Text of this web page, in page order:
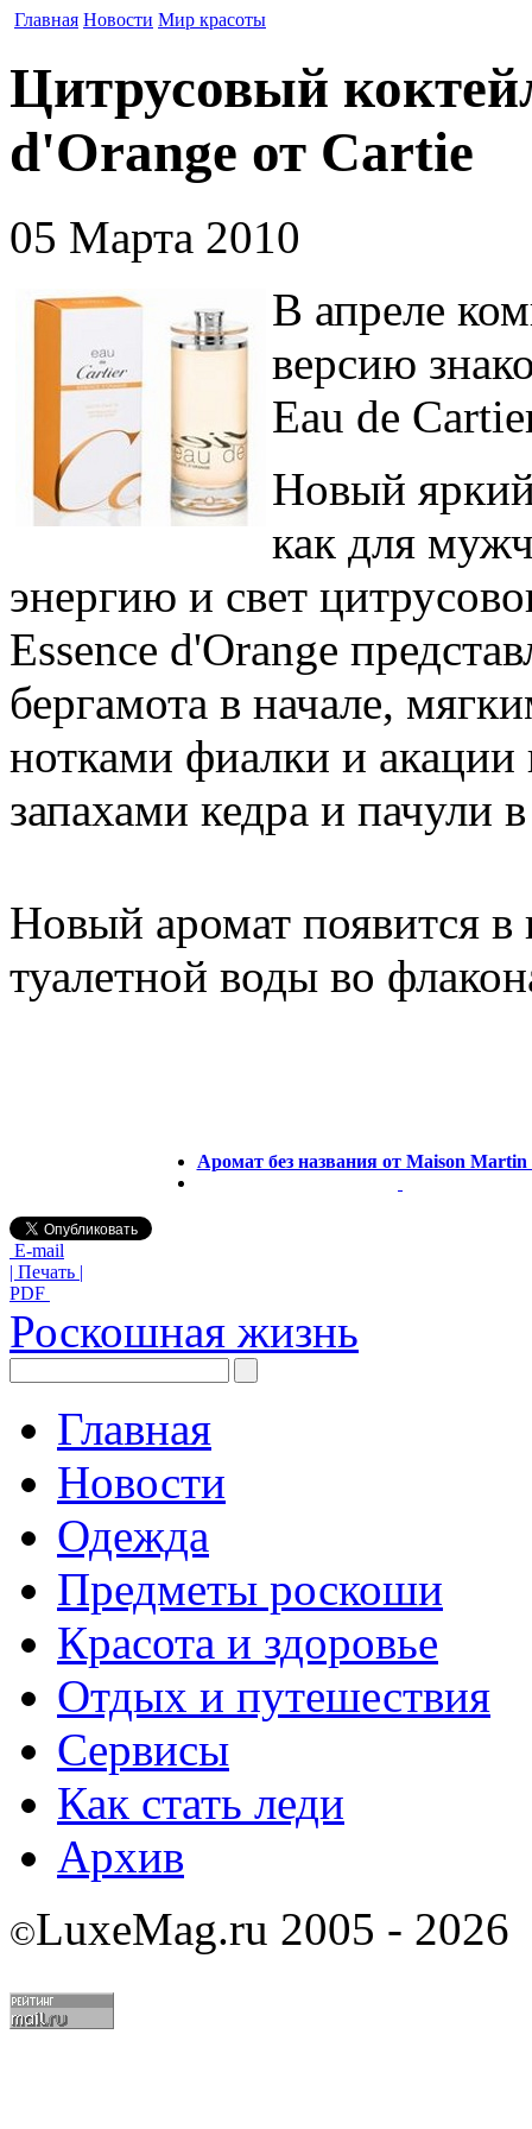
Главная Новости Мир красоты
Цитрусовый
d'Orange от Cartie
05 Марта 2010
В апреле
версию
Eau de
Новый
как для
энергию и свет
Essence d'Orange
бергамота в начале,
нотками фиалки и
запахами кедра и пачули
Новый аромат появится в
туалетной воды во
Аромат без названия от Maison
E-mail
| Печать |
PDF
Роскошная жизнь
Главная
Новости
Одежда
Предметы роскоши
Красота и здоровье
Отдых и путешествия
Сервисы
Как стать леди
Архив
©LuxeMag.ru 2005 - 2026